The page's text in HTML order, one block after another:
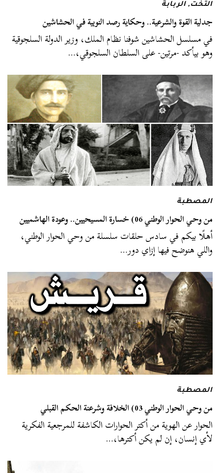
التخت,الربابة
جدلية القوة والشرعية.. وحكاية رصد النوبية في الحشاشين
في مسلسل الحشاشين شوفنا نظام الملك، وزير الدولة السلجوقية
وهو بيأكد -مرتين- على السلطان السلجوقي،…
المصطبة
من وحي الحوار الوطني 06) خسارة المسيحيين.. وعودة الهاشميين
أهلًا بيكم في سادس حلقات سلسلة من وحي الحوار الوطني،
واللي هنوضح فيها إزاي دور…
المصطبة
من وحي الحوار الوطني 03) الخلافة وشرعنة الحكم القبلي
الحوار عن الهوية من أكتر الحوارات الكاشفة للمرجعية الفكرية
لأي إنسان، إن لم يكن أكترها،…